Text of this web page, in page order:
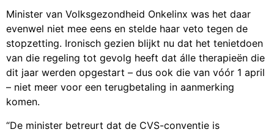
Minister van Volksgezondheid Onkelinx was het daar
evenwel niet mee eens en stelde haar veto tegen de
stopzetting. Ironisch gezien blijkt nu dat het tenietdoen
van die regeling tot gevolg heeft dat álle therapieën die
dit jaar werden opgestart – dus ook die van vóór 1 april
– niet meer voor een terugbetaling in aanmerking
komen.
“De minister betreurt dat de CVS-conventie is